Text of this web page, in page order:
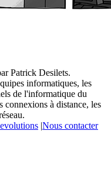
Patrick Desilets.
informatiques, les
de l'informatique du
connexions à distance, les
|Nous contacter